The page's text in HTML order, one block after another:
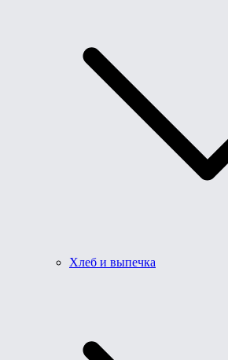
Хлеб и выпечка